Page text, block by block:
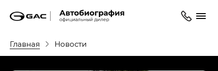
Главная Новости